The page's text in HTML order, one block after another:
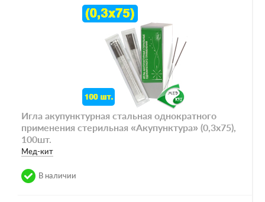
Игла акупунктурная стальная однократного
применения стерильная «Акупунктура» (0,3х75),
100шт.
Meд-кит
В наличии